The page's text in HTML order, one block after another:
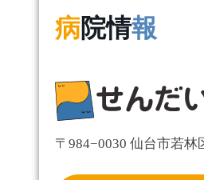
病院情報
〒984−0030 仙台市若